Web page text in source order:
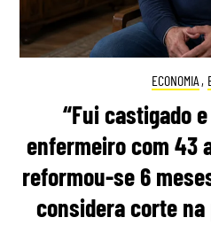
ECONOMIA ,
“Fui castigado
enfermeiro com 43
reformou-se 6
considera corte